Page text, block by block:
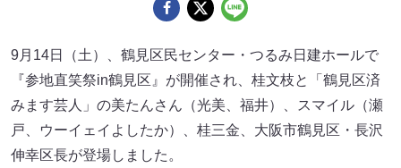
9月14日（土）、鶴見区民センター・つるみ日建ホールで
『参地直笑祭in鶴見区』が開催され、桂文枝と「鶴見区済
みます芸人」の美たんさん（光美、福井）、スマイル（瀬
戸、ウーイェイよしたか）、桂三金、大阪市鶴見区・長沢
伸幸区長が登場しました。